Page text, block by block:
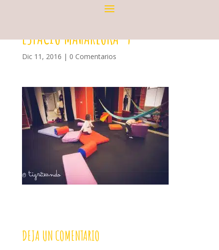
ESPACIO MAHARLOKA-9
Dic 11, 2016 | 0 Comentarios
DEJA UN COMENTARIO